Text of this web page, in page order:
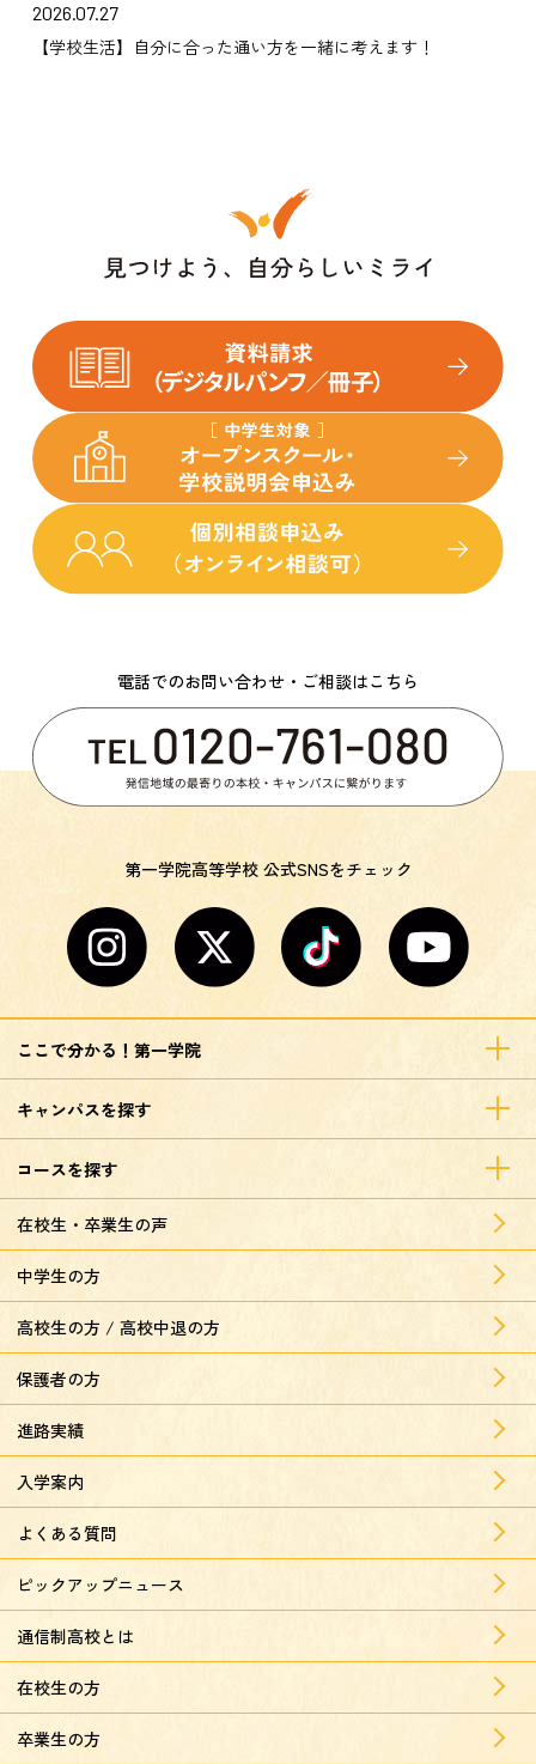
2026.07.27
【学校生活】自分に合った通い方を一緒に考えます！
電話でのお問い合わせ・ご相談はこちら
第一学院高等学校 公式SNSをチェック
ここで分かる！第一学院
キャンパスを探す
コースを探す
在校生・卒業生の声
中学生の方
高校生の方 / 高校中退の方
保護者の方
進路実績
入学案内
よくある質問
ピックアップニュース
通信制高校とは
在校生の方
卒業生の方